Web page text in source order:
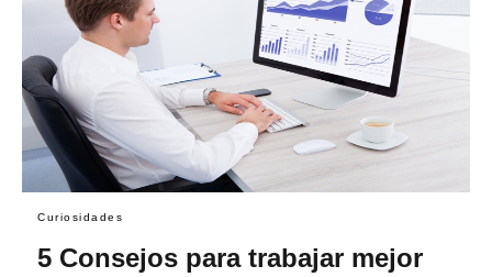
Curiosidades
5 Consejos para trabajar mejor